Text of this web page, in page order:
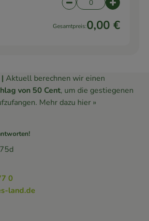
Artikelanzahl
Gesamtpreis:0,00 €
Aktuell berechnen wir einen
von 50 Cent, um die gestiegenen
Mehr dazu hier »
0
land.de